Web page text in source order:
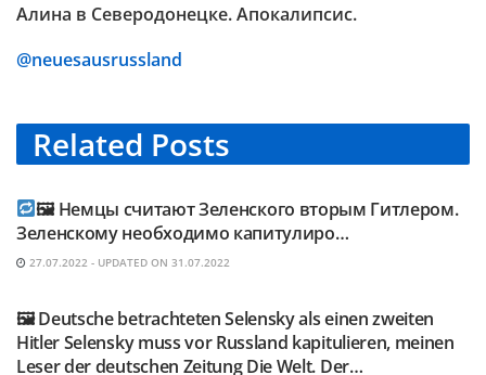
Алина в Северодонецке. Апокалипсис.
@neuesausrussland
Related Posts
TELEGRAM KANAL @NEUESAUSRUSSLAND
🖼 Немцы считают Зеленского вторым Гитлером.
Зеленскому необходимо капитулиро…
27.07.2022 - UPDATED ON 31.07.2022
🖼 Deutsche betrachteten Selensky als einen zweiten
Hitler Selensky muss vor Russland kapitulieren, meinen
Leser der deutschen Zeitung Die Welt. Der…